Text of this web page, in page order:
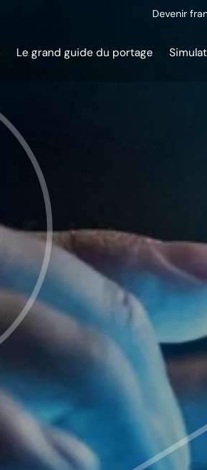
Devenir
Le grand guide du portage